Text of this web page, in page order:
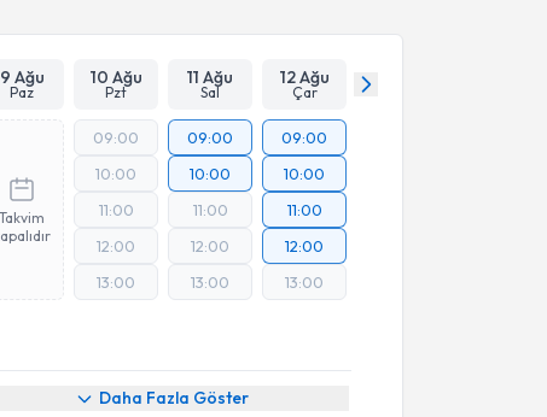
Online Görüşme
9 Ağu
Paz
10 Ağu
Pzt
11 Ağu
Sal
12 Ağu
Çar
Takvim
09:00
10:00
11:00
12:00
13:00
09:00
10:00
11:00
12:00
13:00
09:00
10:00
11:00
12:00
13:00
Daha Fazla Göster